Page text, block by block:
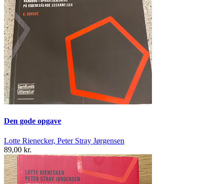
Den gode opgave
Lotte Rienecker, Peter Stray Jørgensen
89,00 kr.